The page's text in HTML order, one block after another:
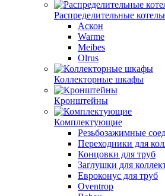
Распределительные
Аскон
Warme
Meibes
Olrus
Коллекторные шкафы
Кронштейны
Комплектующие
Резьбозажимные
Переходники для
Концовки для труб
Заглушки для
Евроконус для труб
Oventrop